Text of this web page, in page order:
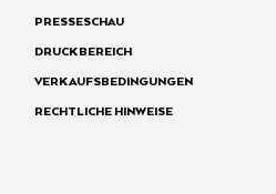
PRESSESCHAU
DRUCKBEREICH
VERKAUFSBEDINGUNGEN
RECHTLICHE HINWEISE